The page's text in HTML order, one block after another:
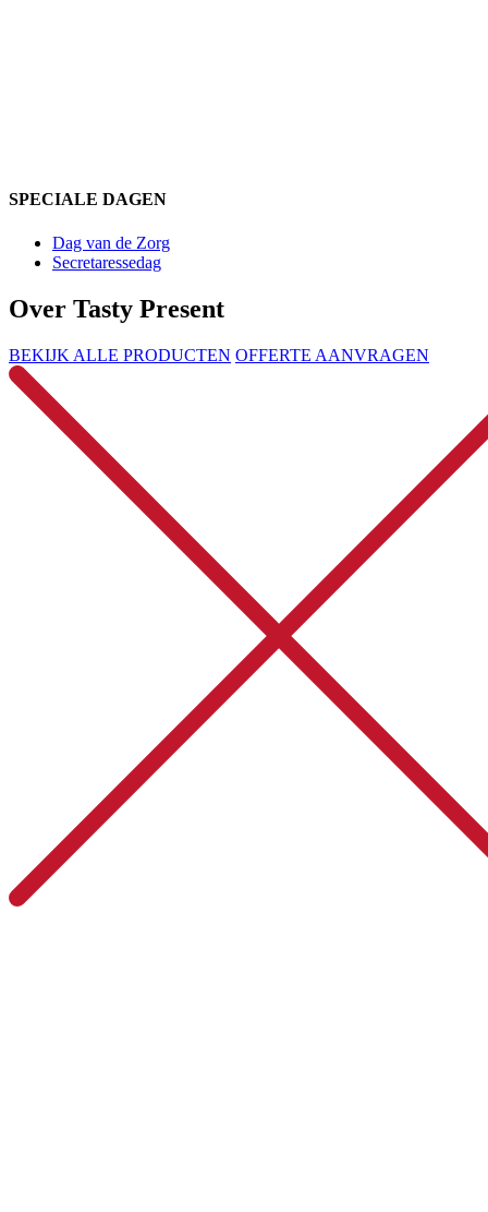
SPECIALE DAGEN
Dag van de Zorg
Secretaressedag
Over Tasty Present
BEKIJK ALLE PRODUCTEN OFFERTE AANVRAGEN